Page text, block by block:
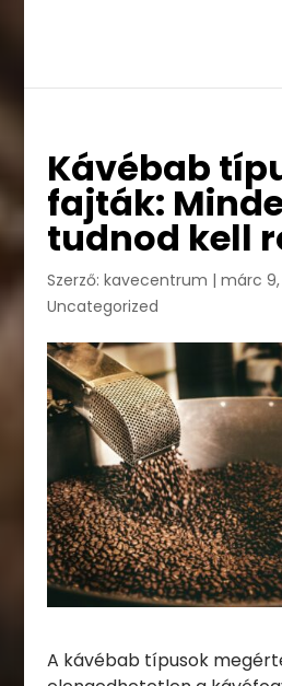
Kávébab
fajták:
tudnod kell
Szerző: kavecentrum | márc 9,
Uncategorized
A kávébab típusok